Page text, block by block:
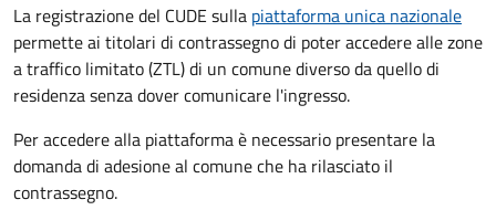
La registrazione del CUDE sulla piattaforma unica nazionale
permette ai titolari di contrassegno di poter accedere alle zone
a traffico limitato (ZTL) di un comune diverso da quello di
residenza senza dover comunicare l'ingresso.
Per accedere alla piattaforma è necessario presentare la
domanda di adesione al comune che ha rilasciato il
contrassegno.